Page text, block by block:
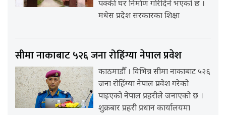
पक्की घर निर्माण गरिदिने भएको छ ।
मधेस प्रदेश सरकारका शिक्षा
सीमा नाकाबाट ५२६ जना रोहिंग्या नेपाल प्रवेश
काठमाडौँ । विभिन्न सीमा नाकाबाट ५२६
जना रोहिंग्या नेपाल प्रवेश गरेको
पाइएको नेपाल प्रहरीले जनाएको छ ।
शुक्रबार प्रहरी प्रधान कार्यालयमा